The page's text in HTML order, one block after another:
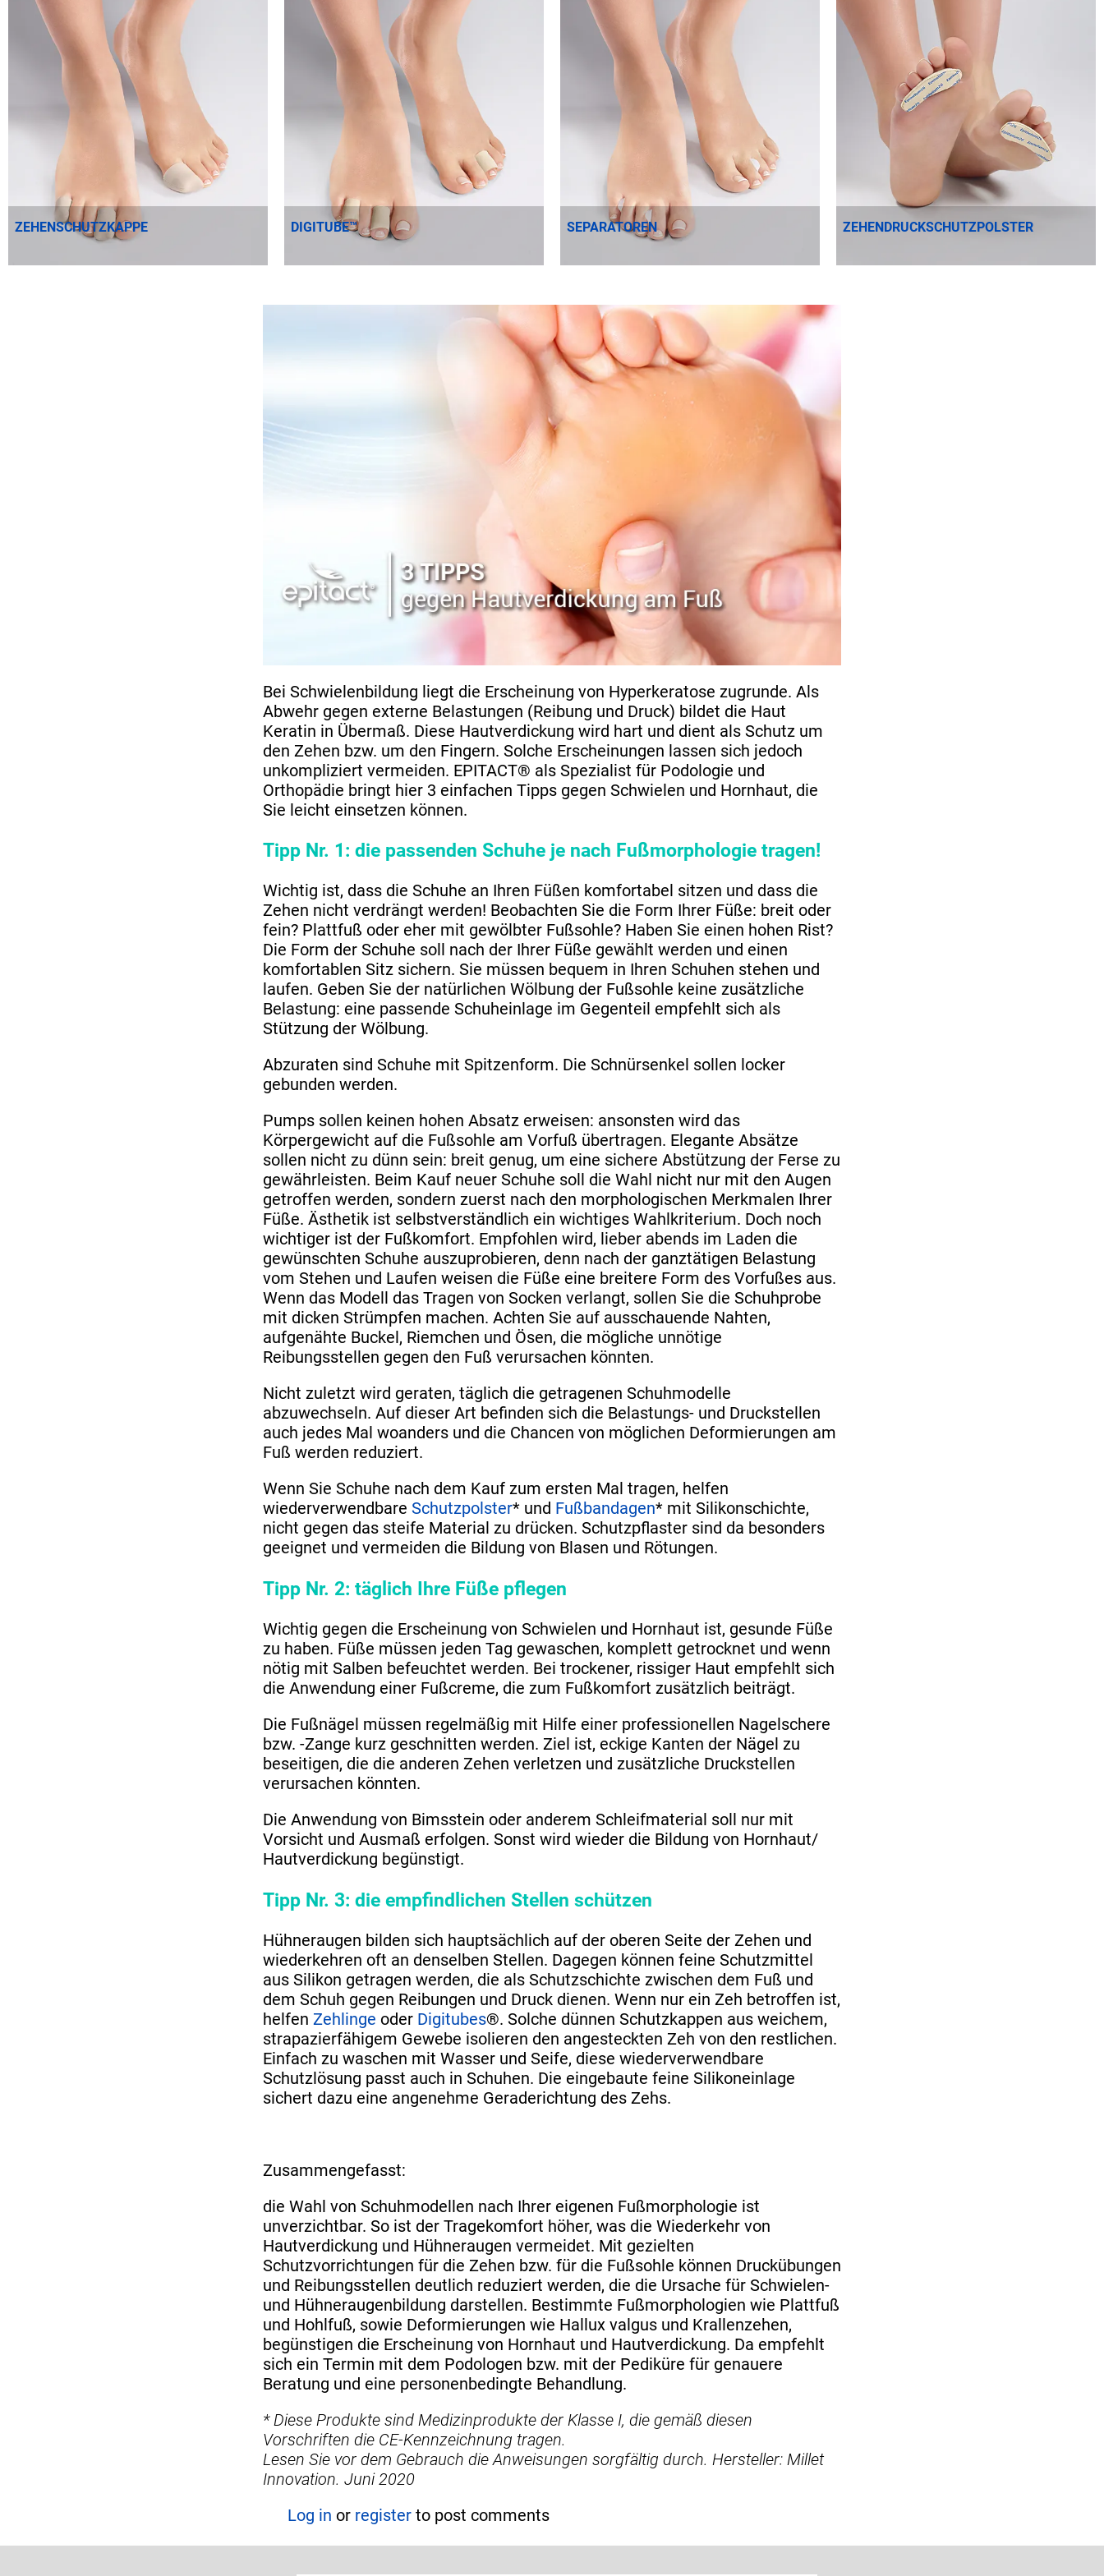
ZEHENSCHUTZKAPPE DIGITUBE™ SEPARATOREN ZEHENDRUCKSCHUTZPOLSTER
Bei Schwielenbildung liegt die Erscheinung von Hyperkeratose zugrunde. Als
Abwehr gegen externe Belastungen (Reibung und Druck) bildet die Haut
Keratin in Übermaß. Diese Hautverdickung wird hart und dient als Schutz um
den Zehen bzw. um den Fingern. Solche Erscheinungen lassen sich jedoch
unkompliziert vermeiden. EPITACT® als Spezialist für Podologie und
Orthopädie bringt hier 3 einfachen Tipps gegen Schwielen und Hornhaut, die
Sie leicht einsetzen können.
Tipp Nr. 1: die passenden Schuhe je nach Fußmorphologie tragen!
Wichtig ist, dass die Schuhe an Ihren Füßen komfortabel sitzen und dass die
Zehen nicht verdrängt werden! Beobachten Sie die Form Ihrer Füße: breit oder
fein? Plattfuß oder eher mit gewölbter Fußsohle? Haben Sie einen hohen Rist?
Die Form der Schuhe soll nach der Ihrer Füße gewählt werden und einen
komfortablen Sitz sichern. Sie müssen bequem in Ihren Schuhen stehen und
laufen. Geben Sie der natürlichen Wölbung der Fußsohle keine zusätzliche
Belastung: eine passende Schuheinlage im Gegenteil empfehlt sich als
Stützung der Wölbung.
Abzuraten sind Schuhe mit Spitzenform. Die Schnürsenkel sollen locker
gebunden werden.
Pumps sollen keinen hohen Absatz erweisen: ansonsten wird das
Körpergewicht auf die Fußsohle am Vorfuß übertragen. Elegante Absätze
sollen nicht zu dünn sein: breit genug, um eine sichere Abstützung der Ferse zu
gewährleisten. Beim Kauf neuer Schuhe soll die Wahl nicht nur mit den Augen
getroffen werden, sondern zuerst nach den morphologischen Merkmalen Ihrer
Füße. Ästhetik ist selbstverständlich ein wichtiges Wahlkriterium. Doch noch
wichtiger ist der Fußkomfort. Empfohlen wird, lieber abends im Laden die
gewünschten Schuhe auszuprobieren, denn nach der ganztätigen Belastung
vom Stehen und Laufen weisen die Füße eine breitere Form des Vorfußes aus.
Wenn das Modell das Tragen von Socken verlangt, sollen Sie die Schuhprobe
mit dicken Strümpfen machen. Achten Sie auf ausschauende Nahten,
aufgenähte Buckel, Riemchen und Ösen, die mögliche unnötige
Reibungsstellen gegen den Fuß verursachen könnten.
Nicht zuletzt wird geraten, täglich die getragenen Schuhmodelle
abzuwechseln. Auf dieser Art befinden sich die Belastungs- und Druckstellen
auch jedes Mal woanders und die Chancen von möglichen Deformierungen am
Fuß werden reduziert.
Wenn Sie Schuhe nach dem Kauf zum ersten Mal tragen, helfen
wiederverwendbare Schutzpolster* und Fußbandagen* mit Silikonschichte,
nicht gegen das steife Material zu drücken. Schutzpflaster sind da besonders
geeignet und vermeiden die Bildung von Blasen und Rötungen.
Tipp Nr. 2: täglich Ihre Füße pflegen
Wichtig gegen die Erscheinung von Schwielen und Hornhaut ist, gesunde Füße
zu haben. Füße müssen jeden Tag gewaschen, komplett getrocknet und wenn
nötig mit Salben befeuchtet werden. Bei trockener, rissiger Haut empfehlt sich
die Anwendung einer Fußcreme, die zum Fußkomfort zusätzlich beiträgt.
Die Fußnägel müssen regelmäßig mit Hilfe einer professionellen Nagelschere
bzw. -Zange kurz geschnitten werden. Ziel ist, eckige Kanten der Nägel zu
beseitigen, die die anderen Zehen verletzen und zusätzliche Druckstellen
verursachen könnten.
Die Anwendung von Bimsstein oder anderem Schleifmaterial soll nur mit
Vorsicht und Ausmaß erfolgen. Sonst wird wieder die Bildung von Hornhaut/
Hautverdickung begünstigt.
Tipp Nr. 3: die empfindlichen Stellen schützen
Hühneraugen bilden sich hauptsächlich auf der oberen Seite der Zehen und
wiederkehren oft an denselben Stellen. Dagegen können feine Schutzmittel
aus Silikon getragen werden, die als Schutzschichte zwischen dem Fuß und
dem Schuh gegen Reibungen und Druck dienen. Wenn nur ein Zeh betroffen ist,
helfen Zehlinge oder Digitubes®. Solche dünnen Schutzkappen aus weichem,
strapazierfähigem Gewebe isolieren den angesteckten Zeh von den restlichen.
Einfach zu waschen mit Wasser und Seife, diese wiederverwendbare
Schutzlösung passt auch in Schuhen. Die eingebaute feine Silikoneinlage
sichert dazu eine angenehme Geraderichtung des Zehs.
Zusammengefasst:
die Wahl von Schuhmodellen nach Ihrer eigenen Fußmorphologie ist
unverzichtbar. So ist der Tragekomfort höher, was die Wiederkehr von
Hautverdickung und Hühneraugen vermeidet. Mit gezielten
Schutzvorrichtungen für die Zehen bzw. für die Fußsohle können Druckübungen
und Reibungsstellen deutlich reduziert werden, die die Ursache für Schwielen-
und Hühneraugenbildung darstellen. Bestimmte Fußmorphologien wie Plattfuß
und Hohlfuß, sowie Deformierungen wie Hallux valgus und Krallenzehen,
begünstigen die Erscheinung von Hornhaut und Hautverdickung. Da empfehlt
sich ein Termin mit dem Podologen bzw. mit der Pediküre für genauere
Beratung und eine personenbedingte Behandlung.
* Diese Produkte sind Medizinprodukte der Klasse I, die gemäß diesen
Vorschriften die CE-Kennzeichnung tragen.
Lesen Sie vor dem Gebrauch die Anweisungen sorgfältig durch. Hersteller: Millet
Innovation. Juni 2020
Log in or registerto post comments